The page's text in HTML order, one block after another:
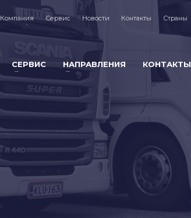
Компания Сервис Новости Контакты Страны
СЕРВИС НАПРАВЛЕНИЯ КОНТАКТЫ